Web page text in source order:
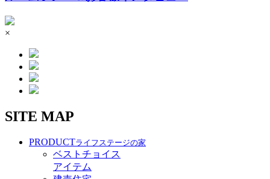
×
SITE MAP
PRODUCTライフステージの家
ベストチョイス
アイテム